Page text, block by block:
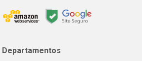
Departamentos